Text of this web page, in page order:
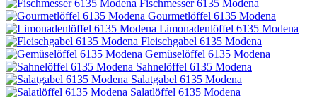
Fischmesser 6135 Modena
Gourmetlöffel 6135 Modena
Limonadenlöffel 6135 Modena
Fleischgabel 6135 Modena
Gemüselöffel 6135 Modena
Sahnelöffel 6135 Modena
Salatgabel 6135 Modena
Salatlöffel 6135 Modena